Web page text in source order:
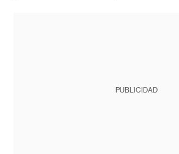
PUBLICIDAD